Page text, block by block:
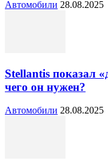
Автомобили 28.08.2025
Stellantis показал
чего он нужен?
Автомобили 28.08.2025